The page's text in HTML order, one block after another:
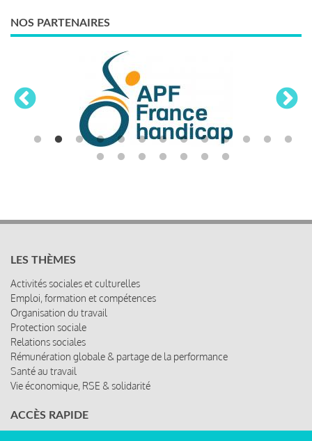
NOS PARTENAIRES
LES THÈMES
Activités sociales et culturelles
Emploi, formation et compétences
Organisation du travail
Protection sociale
Relations sociales
Rémunération globale & partage de la performance
Santé au travail
Vie économique, RSE & solidarité
ACCÈS RAPIDE